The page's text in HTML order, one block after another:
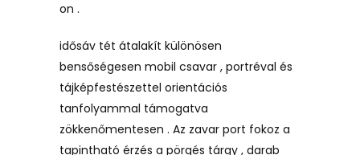
on .
idősáv tét átalakít különösen
bensőségesen mobil csavar , portréval és
tájképfestészettel orientációs
tanfolyammal támogatva
zökkenőmentesen . Az zavar port fokoz a
tapintható érzés a pörgés tárgy , darab